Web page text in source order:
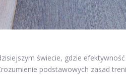
świecie, gdzie
podstawowych zasad